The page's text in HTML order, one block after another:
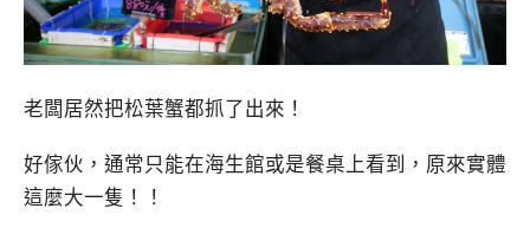
老闆居然把松葉蟹都抓了出來！
好傢伙，通常只能在海生館或是餐桌上看到，原來實體
這麼大一隻！！